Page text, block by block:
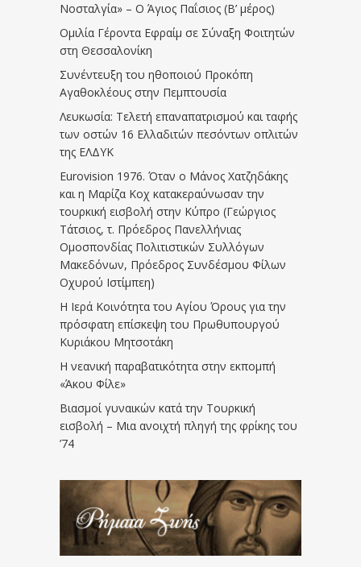
Νοσταλγία» – Ο Άγιος Παΐσιος (Β’ μέρος)
Ομιλία Γέροντα Εφραίμ σε Σύναξη Φοιτητών
στη Θεσσαλονίκη
Συνέντευξη του ηθοποιού Προκόπη
Αγαθοκλέους στην Πεμπτουσία
Λευκωσία: Τελετή επαναπατρισμού και ταφής
των οστών 16 Ελλαδιτών πεσόντων οπλιτών
της ΕΛΔΥΚ
Eurovision 1976. Όταν ο Μάνος Χατζηδάκης
και η Μαρίζα Κοχ κατακεραύνωσαν την
τουρκική εισβολή στην Κύπρο (Γεώργιος
Τάτσιος, τ. Πρόεδρος Πανελλήνιας
Ομοσπονδίας Πολιτιστικών Συλλόγων
Μακεδόνων, Πρόεδρος Συνδέσμου Φίλων
Οχυρού Ιστίμπεη)
Η Ιερά Κοινότητα του Αγίου Όρους για την
πρόσφατη επίσκεψη του Πρωθυπουργού
Κυριάκου Μητσοτάκη
Η νεανική παραβατικότητα στην εκπομπή
«Άκου Φίλε»
Βιασμοί γυναικών κατά την Τουρκική
εισβολή – Μια ανοιχτή πληγή της φρίκης του
’74